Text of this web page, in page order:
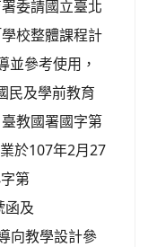
委請國立臺北
校整體課程計
並參考使用，
民及學前教育
教國署國字第
於107年2月27
第
函及
向教學設計參